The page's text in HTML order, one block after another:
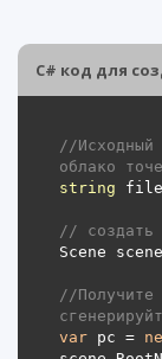
C# код для
//Исходный
облако
string
// создать
Scene
//Получите
var pc =